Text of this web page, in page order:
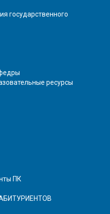
государственного
ресурсы
ПК